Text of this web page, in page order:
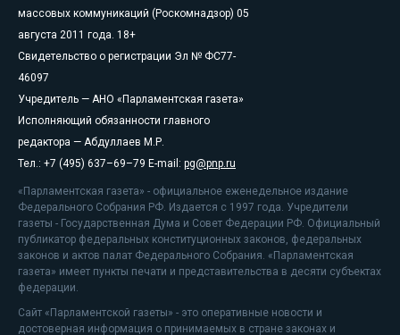
массовых коммуникаций (Роскомнадзор) 05
августа 2011 года. 18+
Свидетельство о регистрации Эл № ФС77-
46097
Учредитель — АНО «Парламентская газета»
Исполняющий обязанности главного
редактора — Абдуллаев М.Р.
Тел.: +7 (495) 637–69–79 E-mail: pg@pnp.ru
«Парламентская газета» - официальное еженедельное издание
Федерального Собрания РФ. Издается с 1997 года. Учредители
газеты - Государственная Дума и Совет Федерации РФ. Официальный
публикатор федеральных конституционных законов, федеральных
законов и актов палат Федерального Собрания. «Парламентская
газета» имеет пункты печати и представительства в десяти субъектах
федерации.
Сайт «Парламентской газеты» - это оперативные новости и
достоверная информация о принимаемых в стране законах и